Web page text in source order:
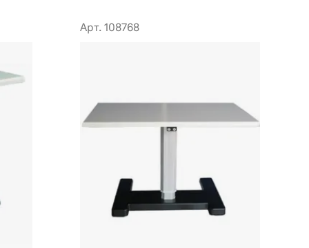
Арт. 108768